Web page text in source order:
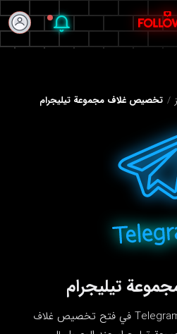
/ تخصيص غلاف مجموعة تيليجرام
تيليجرام
يمكن أن تساعد Telegram Boosts في فتح تخصيص غلاف